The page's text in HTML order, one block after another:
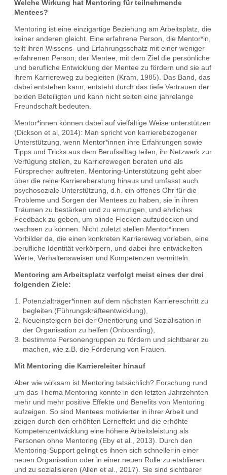
Welche Wirkung hat Mentoring für teilnehmende
Mentees?
Mentoring ist eine einzigartige Beziehung am Arbeitsplatz, die
keiner anderen gleicht. Eine erfahrene Person, die Mentor*in,
teilt ihren Wissens- und Erfahrungsschatz mit einer weniger
erfahrenen Person, der Mentee, mit dem Ziel die persönliche
und berufliche Entwicklung der Mentee zu fördern und sie auf
ihrem Karriereweg zu begleiten (Kram, 1985). Das Band, das
dabei entstehen kann, entsteht durch das tiefe Vertrauen der
beiden Beteiligten und kann nicht selten eine jahrelange
Freundschaft bedeuten.
Mentor*innen können dabei auf vielfältige Weise unterstützen
(Dickson et al, 2014): Man spricht von karrierebezogener
Unterstützung, wenn Mentor*innen ihre Erfahrungen sowie
Tipps und Tricks aus dem Berufsalltag teilen, ihr Netzwerk zur
Verfügung stellen, zu Karrierewegen beraten und als
Fürsprecher auftreten. Mentoring-Unterstützung geht aber
über die reine Karriereberatung hinaus und umfasst auch
psychosoziale Unterstützung, d.h. ein offenes Ohr für die
Probleme und Sorgen der Mentees zu haben, sie in ihren
Träumen zu bestärken und zu ermutigen, und ehrliches
Feedback zu geben, um blinde Flecken aufzudecken und
wachsen zu können. Nicht zuletzt stellen Mentor*innen
Vorbilder da, die einen konkreten Karriereweg vorleben, eine
berufliche Identität verkörpern, und dabei ihre entwickelten
Werte, Verhaltensweisen und Kompetenzen vermitteln.
Mentoring am Arbeitsplatz verfolgt meist eines der drei
folgenden Ziele:
Potenzialträger*innen auf dem nächsten Karriereschritt zu
begleiten (Führungskräfteentwicklung),
Neueinsteigern bei der Orientierung und Sozialisation in
der Organisation zu helfen (Onboarding),
bestimmte Personengruppen zu fördern und sichtbarer zu
machen, wie z.B. die Förderung von Frauen.
Mit Mentoring die Karriereleiter hinauf
Aber wie wirksam ist Mentoring tatsächlich? Forschung rund
um das Thema Mentoring konnte in den letzten Jahrzehnten
mehr und mehr positive Effekte und Benefits von Mentoring
aufzeigen. So sind Mentees motivierter in ihrer Arbeit und
zeigen durch den erhöhten Lerneffekt und die erhöhte
Kompetenzentwicklung eine höhere Arbeitsleistung als
Personen ohne Mentoring (Eby et al., 2013). Durch den
Mentoring-Support gelingt es ihnen sich schneller in einer
neuen Organisation oder in einer neuen Rolle zu etablieren
und zu sozialisieren (Allen et al., 2017). Sie sind sichtbarer